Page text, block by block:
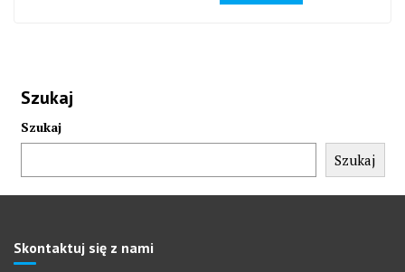
Szukaj
Szukaj
Szukaj
Skontaktuj się z nami